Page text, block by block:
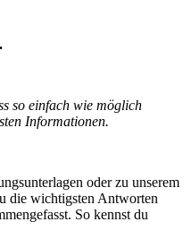
so einfach wie möglich
Informationen.
oder zu unserem
die wichtigsten Antworten
So kennst du